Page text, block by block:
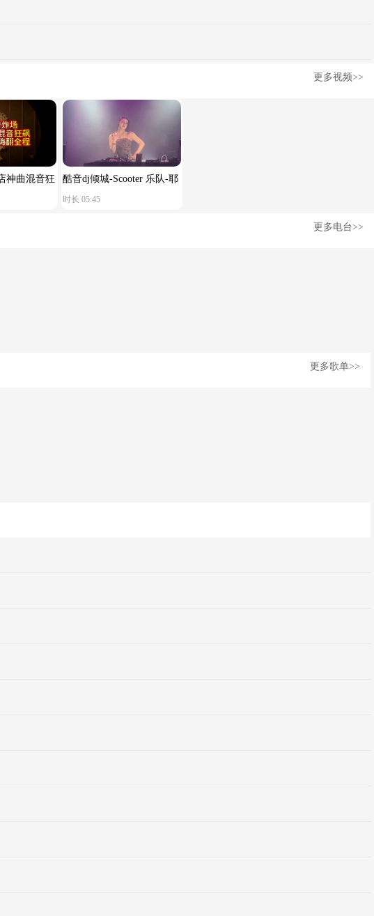
更多视频>>
神曲混音狂
全程
酷音dj倾城-Scooter 乐队-耶
皮耶皮耶(DjHzai
时长 05:45
更多电台>>
更多歌单>>